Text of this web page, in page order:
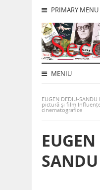
PRIMARY MENU
MENIU
EUGEN DEDIU-
pictură și film
cinematografice
SANDU